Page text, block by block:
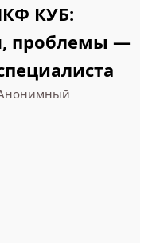
КУБ:
проблемы —